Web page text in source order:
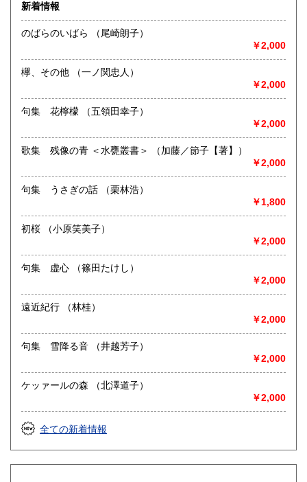
熊本県 1,300円 大分県 1,300円
1,300円
沖縄県 1,500円
最寄駅：長岡駅
営業時間：午前10時から午後5時
定休日：不定休
書籍の買取について
新潟県内にて出張積極的に買取を行っています。査定及び出
張料は無料です。20冊以上であればお伺いいたします。ご連
絡願います。
取り扱い分野
歴史、社会科学、自然科学、サブカルチャー、古書一般（そ
新着情報
のばらのいばら （尾崎朗子）
￥2,000
欅、その他 （一ノ関忠人）
￥2,000
句集 花檸檬 （五領田幸子）
￥2,000
歌集 残像の青 ＜水甕叢書＞ （加藤／節子【著】）
￥2,000
句集 うさぎの話 （栗林浩）
￥1,800
初桜 （小原笑美子）
￥2,000
句集 虚心 （篠田たけし）
￥2,000
遠近紀行 （林桂）
￥2,000
句集 雪降る音 （井越芳子）
￥2,000
ケッァールの森 （北澤道子）
￥2,000
全ての新着情報